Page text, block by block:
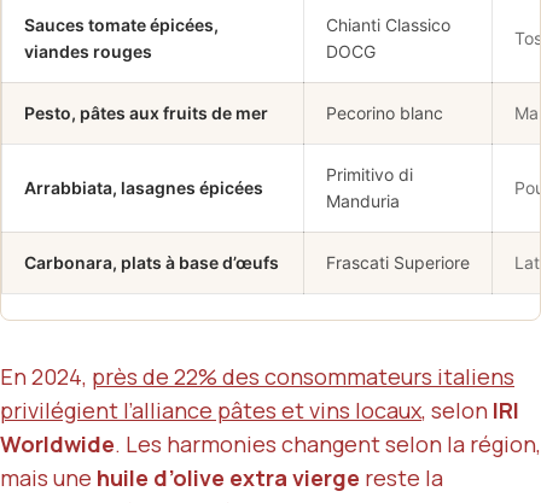
Sauces tomate épicées,
viandes rouges
Chianti Classico
DOCG
Pesto, pâtes aux fruits de mer Pecorino blanc
Arrabbiata, lasagnes épicées
Primitivo di
Manduria
Carbonara, plats à base d’œufs Frascati Superiore
En 2024, près de 22% des consommateurs italiens
privilégient l’alliance pâtes et vins locaux, selon IRI
Worldwide. Les harmonies changent selon la région,
mais une huile d’olive extra vierge reste la